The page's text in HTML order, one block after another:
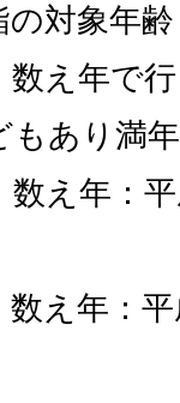
の対象年齢
え年で
あり満
え年：平
：平成